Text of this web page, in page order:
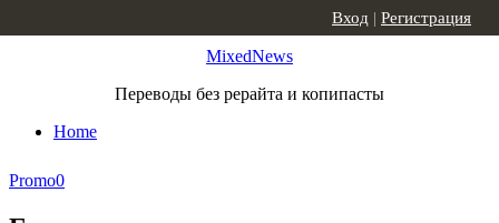
MixedNews
Переводы без рерайта и копипасты
Home
Вход | Регистрация
Promo0